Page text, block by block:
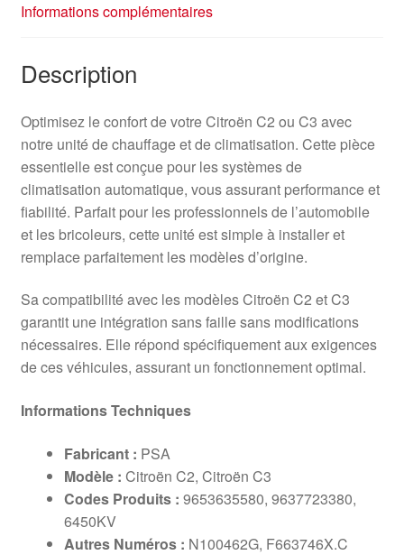
Informations complémentaires
Description
Optimisez le confort de votre Citroën C2 ou C3 avec
notre unité de chauffage et de climatisation. Cette pièce
essentielle est conçue pour les systèmes de
climatisation automatique, vous assurant performance et
fiabilité. Parfait pour les professionnels de l’automobile
et les bricoleurs, cette unité est simple à installer et
remplace parfaitement les modèles d’origine.
Sa compatibilité avec les modèles Citroën C2 et C3
garantit une intégration sans faille sans modifications
nécessaires. Elle répond spécifiquement aux exigences
de ces véhicules, assurant un fonctionnement optimal.
Informations Techniques
Fabricant : PSA
Modèle : Citroën C2, Citroën C3
Codes Produits : 9653635580, 9637723380,
6450KV
Autres Numéros : N100462G, F663746X.C